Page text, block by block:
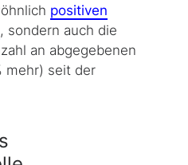
positiven
, sondern auch die
an abgegebenen
mehr) seit der